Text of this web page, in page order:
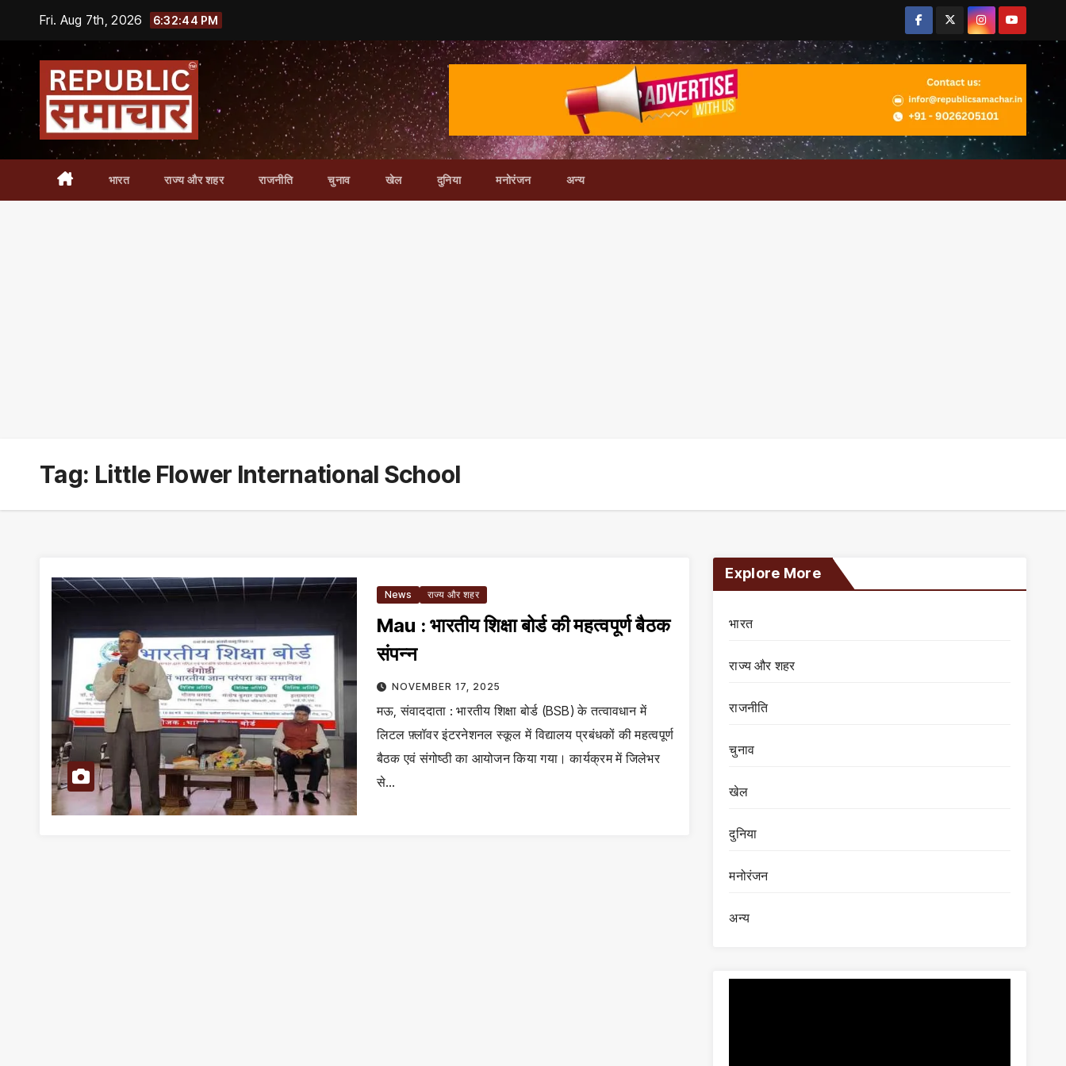
content
Fri. Aug 7th, 2026 6:32:44 PM
भारत राज्य और शहर राजनीति चुनाव खेल दुनिया मनोरंजन अन्य
Tag: Little Flower International School
News राज्य और शहर
Mau : भारतीय शिक्षा बोर्ड की महत्वपूर्ण बैठक
संपन्न
NOVEMBER 17, 2025
मऊ, संवाददाता : भारतीय शिक्षा बोर्ड (BSB) के तत्वावधान में
लिटल फ़्लॉवर इंटरनेशनल स्कूल में विद्यालय प्रबंधकों की महत्वपूर्ण
बैठक एवं संगोष्ठी का आयोजन किया गया। कार्यक्रम में जिलेभर
से…
Explore More
भारत
राज्य और शहर
राजनीति
चुनाव
खेल
दुनिया
मनोरंजन
अन्य